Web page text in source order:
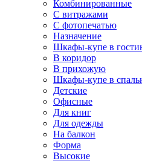
Комбинированные
С витражами
С фотопечатью
Назначение
Шкафы-купе в
В коридор
В прихожую
Шкафы-купе в
Детские
Офисные
Для книг
Для одежды
На балкон
Форма
Высокие